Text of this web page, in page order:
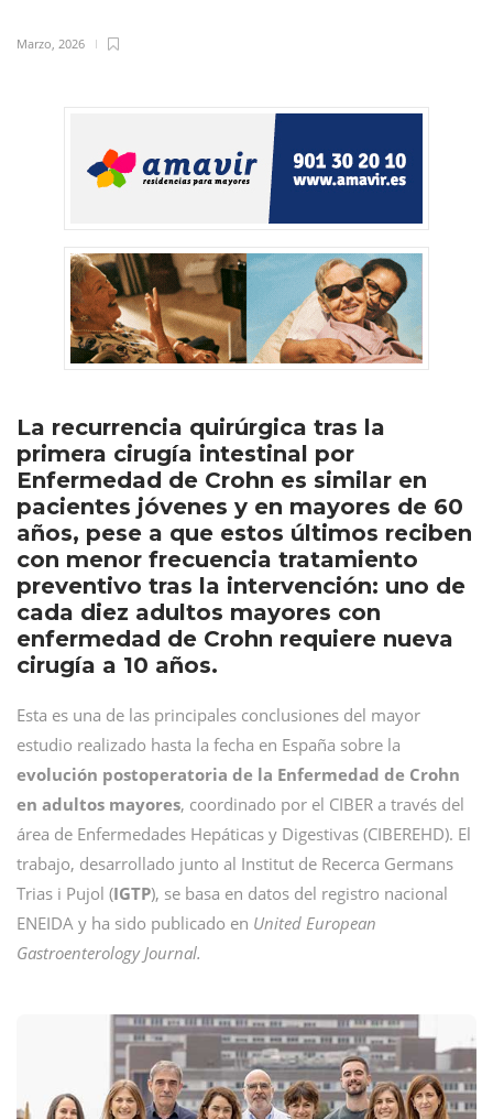
Marzo, 2026
La recurrencia quirúrgica tras la
primera cirugía intestinal por
Enfermedad de Crohn es similar en
pacientes jóvenes y en mayores de 60
años, pese a que estos últimos reciben
con menor frecuencia tratamiento
preventivo tras la intervención: uno de
cada diez adultos mayores con
enfermedad de Crohn requiere nueva
cirugía a 10 años.
Esta es una de las principales conclusiones del mayor
estudio realizado hasta la fecha en España sobre la
evolución postoperatoria de la Enfermedad de Crohn
en adultos mayores, coordinado por el CIBER a través del
área de Enfermedades Hepáticas y Digestivas (CIBEREHD). El
trabajo, desarrollado junto al Institut de Recerca Germans
Trias i Pujol (IGTP), se basa en datos del registro nacional
ENEIDA y ha sido publicado en United European
Gastroenterology Journal.